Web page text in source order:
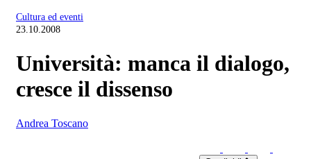
Cultura ed eventi
23.10.2008
Università: manca il dialogo,
cresce il dissenso
Andrea Toscano